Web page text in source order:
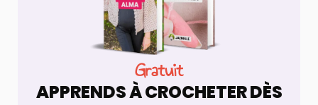
Gratuit
APPRENDS À CROCHETER DÈS